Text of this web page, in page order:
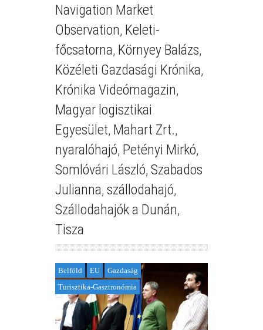
Navigation Market
Observation, Keleti-
főcsatorna, Környey Balázs,
Közéleti Gazdasági Krónika,
Krónika Videómagazin,
Magyar logisztikai
Egyesület, Mahart Zrt.,
nyaralóhajó, Petényi Mirkó,
Somlóvári László, Szabados
Julianna, szállodahajó,
Szállodahajók a Dunán,
Tisza
Belföld EU
Gazdaság
Turisztika-Gasztronómia